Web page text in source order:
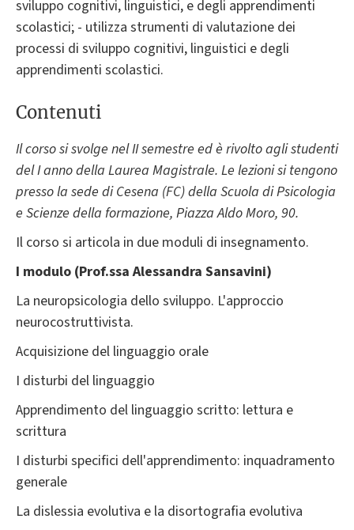
sviluppo cognitivi, linguistici, e degli apprendimenti
scolastici; - utilizza strumenti di valutazione dei
processi di sviluppo cognitivi, linguistici e degli
apprendimenti scolastici.
Contenuti
Il corso si svolge nel II semestre ed è rivolto agli studenti
del I anno della Laurea Magistrale. Le lezioni si tengono
presso la sede di Cesena (FC) della Scuola di Psicologia
e Scienze della formazione, Piazza Aldo Moro, 90.
Il corso si articola in due moduli di insegnamento.
I modulo (Prof.ssa Alessandra Sansavini)
La neuropsicologia dello sviluppo. L'approccio
neurocostruttivista.
Acquisizione del linguaggio orale
I disturbi del linguaggio
Apprendimento del linguaggio scritto: lettura e
scrittura
I disturbi specifici dell'apprendimento: inquadramento
generale
La dislessia evolutiva e la disortografia evolutiva